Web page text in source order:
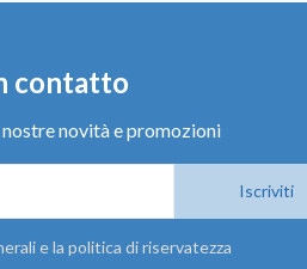
contatto
novità e promozioni
Iscriviti
e la politica di riservatezza